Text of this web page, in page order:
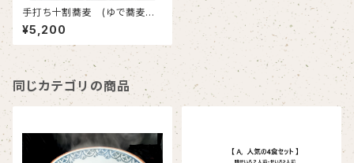
手打ち十割蕎麦 (ゆで蕎麦冷
凍)5人前 蕎麦つゆ、そば湯付
き
¥5,200
同じカテゴリの商品